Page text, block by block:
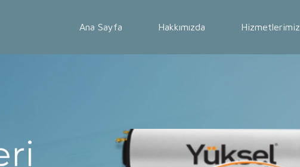
Ana Sayfa Hakkımızda Hizmetlerimiz